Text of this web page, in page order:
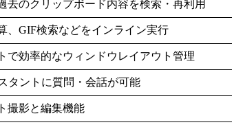
去のクリップボード内容を検索・再利用
、GIF検索などをインライン実行
で効率的なウィンドウレイアウト管理
タントに質問・会話が可能
撮影と編集機能